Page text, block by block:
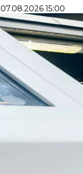
07.08.2026 15:00